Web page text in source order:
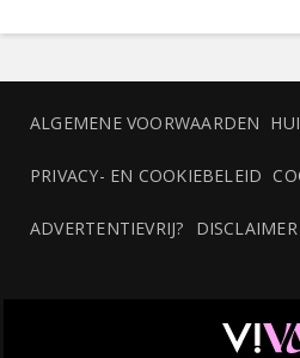
ALGEMENE VOORWAARDEN
PRIVACY- EN COOKIEBELEID
ADVERTENTIEVRIJ? DISCLAIMER